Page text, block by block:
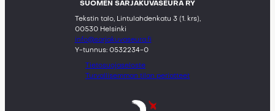
SUOMEN SARJAKUVASEURA RY
Tekstin talo, Lintulahdenkatu 3 (1. krs),
00530 Helsinki
info@sarjakuvaseura.fi
Y-tunnus: 0532234-0
Tietosuojaseloste
Turvallisemman tilan periatteet